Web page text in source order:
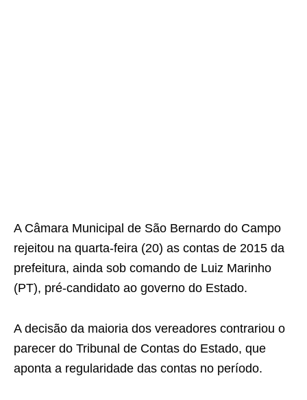
A Câmara Municipal de São Bernardo do Campo
rejeitou na quarta-feira (20) as contas de 2015 da
prefeitura, ainda sob comando de Luiz Marinho
(PT), pré-candidato ao governo do Estado.
A decisão da maioria dos vereadores contrariou o
parecer do Tribunal de Contas do Estado, que
aponta a regularidade das contas no período.